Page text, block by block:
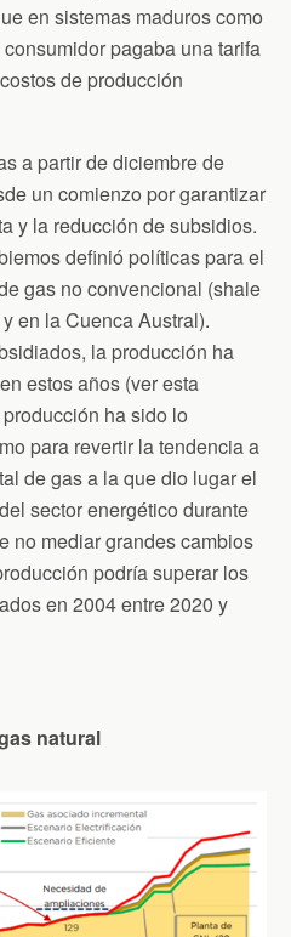
en sistemas maduros como
pagaba una tarifa
de producción
a partir de diciembre de
un comienzo por garantizar
y la reducción de subsidios.
definió políticas para el
gas no convencional (shale
en la Cuenca Austral).
la producción ha
estos años (ver esta
ha sido lo
para revertir la tendencia a
de gas a la que dio lugar el
sector energético durante
no mediar grandes cambios
podría superar los
en 2004 entre 2020 y
natural